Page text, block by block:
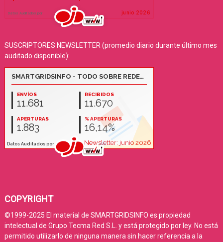
SUSCRIPTORES NEWSLETTER (promedio diario durante último mes
auditado disponible):
COPYRIGHT
©1999-2025 El material de SMARTGRIDSINFO es propiedad
intelectual de Grupo Tecma Red S.L. y está protegido por ley. No está
permitido utilizarlo de ninguna manera sin hacer referencia a la